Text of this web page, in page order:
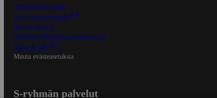
Tietosuojakäytäntö
Palvelun käyttöehdot
Saavutettavuus
Mobiilisovelluksen saavutettavuus
Mainostajalle
Muuta evästeasetuksia
S-ryhmän palvelut